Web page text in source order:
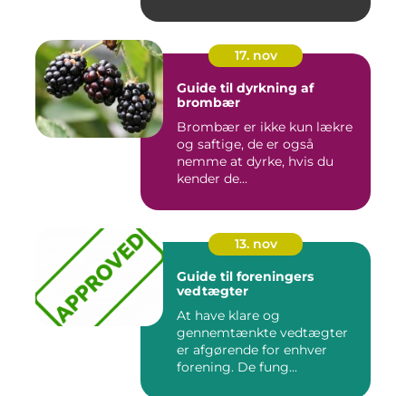
17. nov
Guide til dyrkning af
brombær
Brombær er ikke kun lækre
og saftige, de er også
nemme at dyrke, hvis du
kender de...
13. nov
Guide til foreningers
vedtægter
At have klare og
gennemtænkte vedtægter
er afgørende for enhver
forening. De fung...